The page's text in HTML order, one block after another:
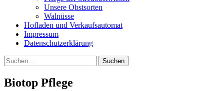
Unsere Obstsorten
Walnüsse
Hofladen und Verkaufsautomat
Impressum
Datenschutzerklärung
Suchen
Suchen
nach:
Biotop Pflege